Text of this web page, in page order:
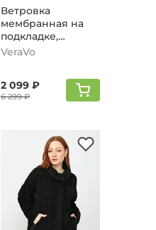
Ветровка
мембранная на
подкладке,
черный
VeraVo
2 099 ₽
6 299 ₽